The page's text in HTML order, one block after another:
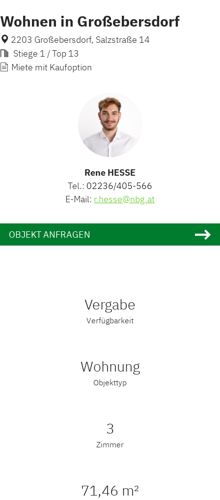
Wohnen in Großebersdorf
2203 Großebersdorf, Salzstraße 14
Stiege 1 / Top 13
Miete mit Kaufoption
Rene HESSE
Tel.: 02236/405-566
E-Mail: r.hesse@nbg.at
OBJEKT ANFRAGEN
Vergabe
Verfügbarkeit
Wohnung
Objekttyp
3
Zimmer
71,46 m²